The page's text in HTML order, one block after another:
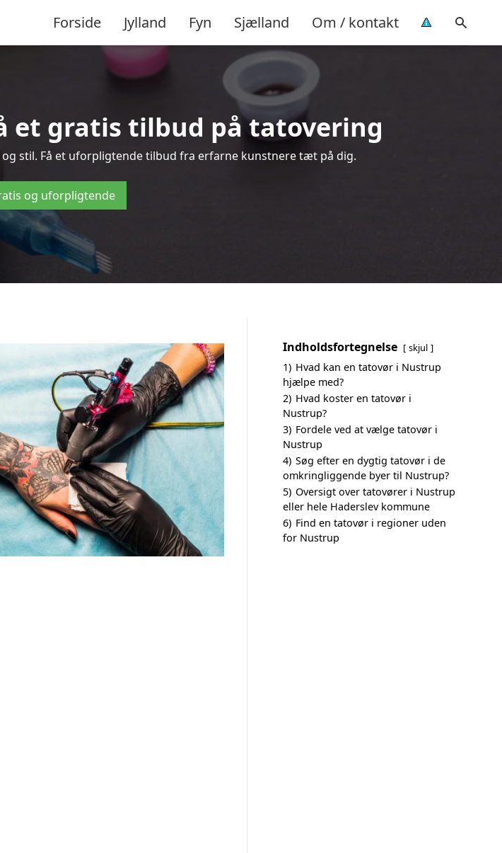
Forside Jylland Fyn Sjælland Om / kontakt
et gratis tilbud på tatovering
stil. Få et uforpligtende tilbud fra erfarne kunstnere tæt på dig.
og uforpligtende
Indholdsfortegnelse skjul
1) Hvad kan en tatovør i Nustrup
hjælpe med?
2) Hvad koster en tatovør i
Nustrup?
3) Fordele ved at vælge tatovør i
Nustrup
4) Søg efter en dygtig tatovør i de
omkringliggende byer til Nustrup?
5) Oversigt over tatovører i Nustrup
eller hele Haderslev kommune
6) Find en tatovør i regioner uden
for Nustrup